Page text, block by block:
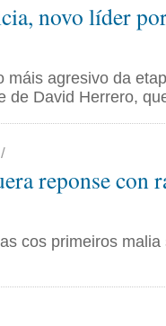
novo líder
máis agresivo da
de David Herrero,
reponse con
cos primeiros